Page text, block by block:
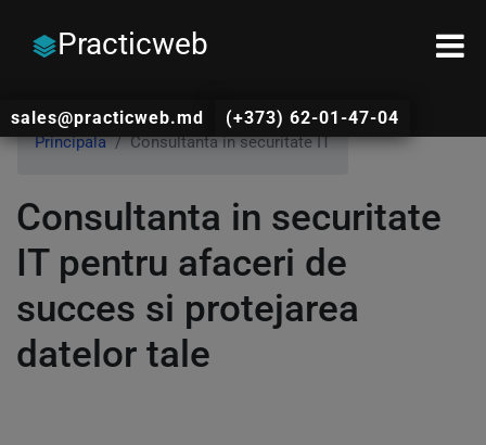
Practicweb
sales@practicweb.md (+373) 62-01-47-04
Principala Consultanta in securitate IT
Consultanta in securitate
IT pentru afaceri de
succes si protejarea
datelor tale